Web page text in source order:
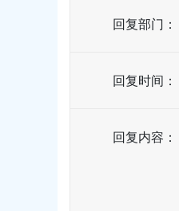
回复部门：
回复时间：
回复内容：